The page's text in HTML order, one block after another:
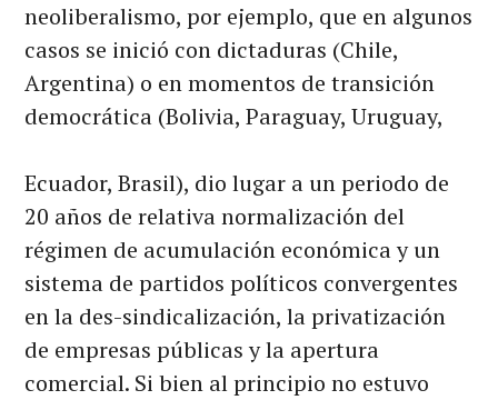
neoliberalismo, por ejemplo, que en algunos
casos se inició con dictaduras (Chile,
Argentina) o en momentos de transición
democrática (Bolivia, Paraguay, Uruguay,
Ecuador, Brasil), dio lugar a un periodo de
20 años de relativa normalización del
régimen de acumulación económica y un
sistema de partidos políticos convergentes
en la des-sindicalización, la privatización
de empresas públicas y la apertura
comercial. Si bien al principio no estuvo